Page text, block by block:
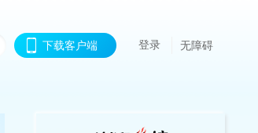
下载客户端 登录 无障碍